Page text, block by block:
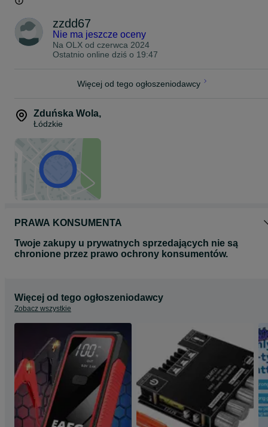
zzdd67
Nie ma jeszcze oceny
Na OLX od czerwca 2024
Ostatnio online dziś o 19:47
Więcej od tego ogłoszeniodawcy
Zduńska Wola,
Łódzkie
PRAWA KONSUMENTA
Twoje zakupy u prywatnych sprzedających nie są
chronione przez prawo ochrony konsumentów.
Więcej od tego ogłoszeniodawcy
Zobacz wszystkie